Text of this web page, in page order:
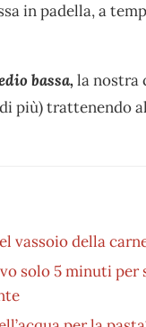
in padella, a
bassa,la nostra
più) trattenendo
vassoio della
solo 5 minuti